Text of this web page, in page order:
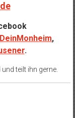
DeinMonheim,
.
teilt ihn gerne.